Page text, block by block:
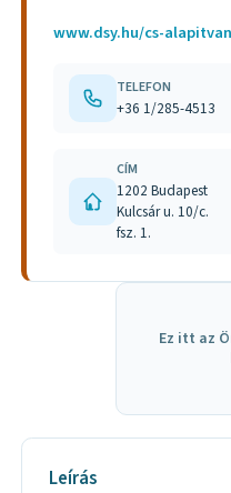
www.dsy.hu/cs-
TELEFON
+36 1/285-4513
CÍM
1202 Budapest
Kulcsár u. 10/c.
fsz. 1.
Ez itt az
Leírás